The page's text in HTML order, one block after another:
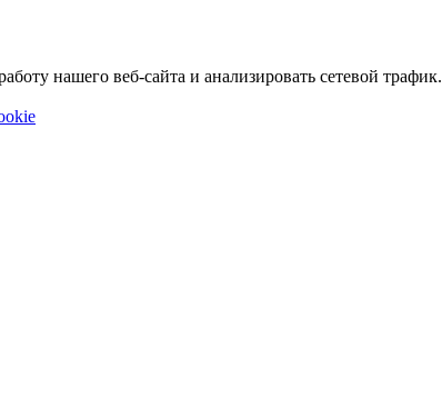
нашего веб-сайта и анализировать сетевой трафик.